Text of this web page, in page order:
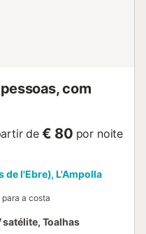
com
de € 80 por noite
de l'Ebre), L'Ampolla
para a costa
Toalhas